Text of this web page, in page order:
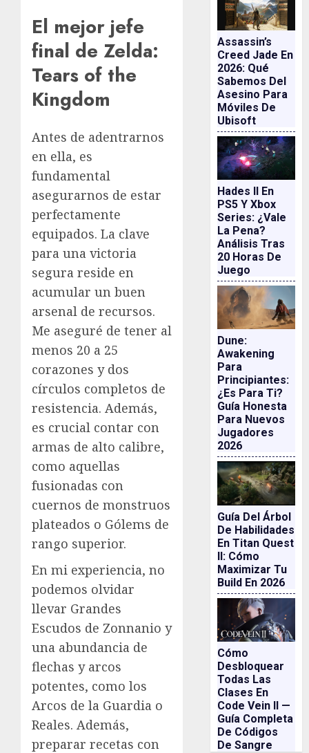
El mejor jefe
final de Zelda:
Tears of the
Kingdom
Antes de adentrarnos
en ella, es
fundamental
asegurarnos de estar
perfectamente
equipados. La clave
para una victoria
segura reside en
acumular un buen
arsenal de recursos.
Me aseguré de tener al
menos 20 a 25
corazones y dos
círculos completos de
resistencia. Además,
es crucial contar con
armas de alto calibre,
como aquellas
fusionadas con
cuernos de monstruos
plateados o Gólems de
rango superior.
En mi experiencia, no
podemos olvidar
llevar Grandes
Escudos de Zonnanio y
una abundancia de
flechas y arcos
potentes, como los
Arcos de la Guardia o
Reales. Además,
preparar recetas con
Assassin’s
Creed Jade En
2026: Qué
Sabemos Del
Asesino Para
Móviles De
Ubisoft
Hades II En
PS5 Y Xbox
Series: ¿vale
La Pena?
Análisis Tras
20 Horas De
Juego
Dune:
Awakening
Para
Principiantes:
¿es Para Ti?
Guía Honesta
Para Nuevos
Jugadores
2026
Guía Del Árbol
De Habilidades
En Titan Quest
II: Cómo
Maximizar Tu
Build En 2026
Cómo
Desbloquear
Todas Las
Clases En
Code Vein II —
Guía Completa
De Códigos
De Sangre